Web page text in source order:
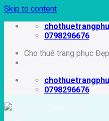
Skip to content
0798296676
Cho thuê trang phục
0798296676